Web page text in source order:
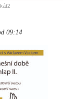
09:14